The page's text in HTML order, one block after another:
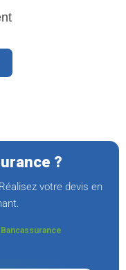
?
votre devis en